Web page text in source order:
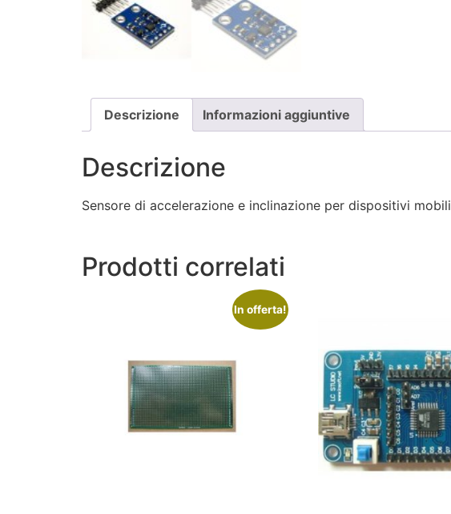
Descrizione Informazioni aggiuntive
Descrizione
Sensore di accelerazione e inclinazione per dispositivi mobili
Prodotti correlati
In offerta!